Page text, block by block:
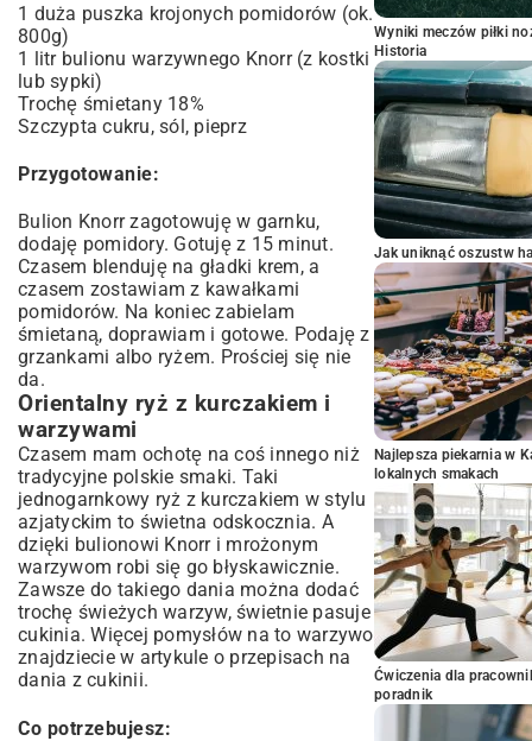
1 duża puszka krojonych pomidorów (ok.
800g)
1 litr bulionu warzywnego Knorr (z kostki
lub sypki)
Trochę śmietany 18%
Szczypta cukru, sól, pieprz
Przygotowanie:
Bulion Knorr zagotowuję w garnku,
dodaję pomidory. Gotuję z 15 minut.
Czasem blenduję na gładki krem, a
czasem zostawiam z kawałkami
pomidorów. Na koniec zabielam
śmietaną, doprawiam i gotowe. Podaję z
grzankami albo ryżem. Prościej się nie
da.
Orientalny ryż z kurczakiem i
warzywami
Czasem mam ochotę na coś innego niż
tradycyjne polskie smaki. Taki
jednogarnkowy ryż z kurczakiem w stylu
azjatyckim to świetna odskocznia. A
dzięki bulionowi Knorr i mrożonym
warzywom robi się go błyskawicznie.
Zawsze do takiego dania można dodać
trochę świeżych warzyw, świetnie pasuje
cukinia. Więcej pomysłów na to warzywo
znajdziecie w artykule o przepisach na
dania z cukinii.
Co potrzebujesz:
Wyniki meczów piłki
Historia
Jak uniknąć oszustw
Najlepsza piekarnia w
lokalnych smakach
Ćwiczenia dla
poradnik